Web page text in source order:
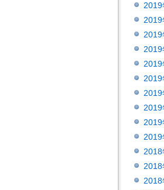
2019
2019
2019
2019
2019
2019
2019
2019
2019
2019
2018
2018
2018